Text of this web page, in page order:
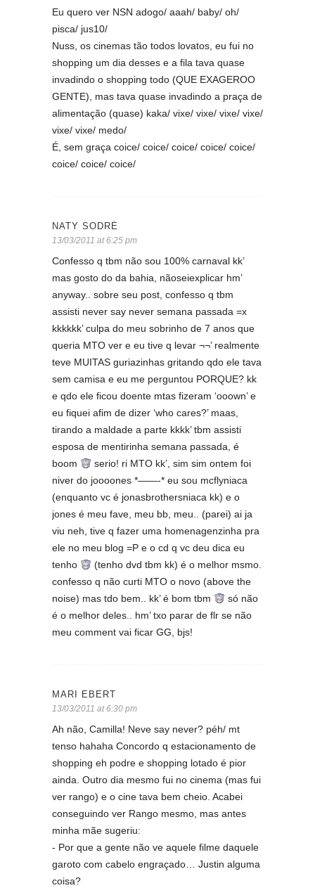
Eu quero ver NSN adogo/ aaah/ baby/ oh/
pisca/ jus10/
Nuss, os cinemas tão todos lovatos, eu fui no
shopping um dia desses e a fila tava quase
invadindo o shopping todo (QUE EXAGEROO
GENTE), mas tava quase invadindo a praça de
alimentação (quase) kaka/ vixe/ vixe/ vixe/ vixe/
vixe/ vixe/ medo/
É, sem graça coice/ coice/ coice/ coice/ coice/
coice/ coice/ coice/
NATY SODRÉ
13/03/2011 at 6:25 pm
Confesso q tbm não sou 100% carnaval kk’
mas gosto do da bahia, nãoseiexplicar hm’
anyway.. sobre seu post, confesso q tbm
assisti never say never semana passada =x
kkkkkk’ culpa do meu sobrinho de 7 anos que
queria MTO ver e eu tive q levar ¬¬’ realmente
teve MUITAS guriazinhas gritando qdo ele tava
sem camisa e eu me perguntou PORQUE? kk
e qdo ele ficou doente mtas fizeram ‘ooown’ e
eu fiquei afim de dizer ‘who cares?’ maas,
tirando a maldade a parte kkkk’ tbm assisti
esposa de mentirinha semana passada, é
boom
serio! ri MTO kk’, sim sim ontem foi
niver do joooones *——-* eu sou mcflyniaca
(enquanto vc é jonasbrothersniaca kk) e o
jones é meu fave, meu bb, meu.. (parei) ai ja
viu neh, tive q fazer uma homenagenzinha pra
ele no meu blog =P e o cd q vc deu dica eu
tenho
(tenho dvd tbm kk) é o melhor msmo.
confesso q não curti MTO o novo (above the
noise) mas tdo bem.. kk’ é bom tbm
só não
é o melhor deles.. hm’ txo parar de flr se não
meu comment vai ficar GG, bjs!
MARI EBERT
13/03/2011 at 6:30 pm
Ah não, Camilla! Neve say never? péh/ mt
tenso hahaha Concordo q estacionamento de
shopping eh podre e shopping lotado é pior
ainda. Outro dia mesmo fui no cinema (mas fui
ver rango) e o cine tava bem cheio. Acabei
conseguindo ver Rango mesmo, mas antes
minha mãe sugeriu:
- Por que a gente não ve aquele filme daquele
garoto com cabelo engraçado… Justin alguma
coisa?